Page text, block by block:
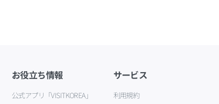
お役立ち情報
公式アプリ「VISITKOREA」
サービス
利用規約